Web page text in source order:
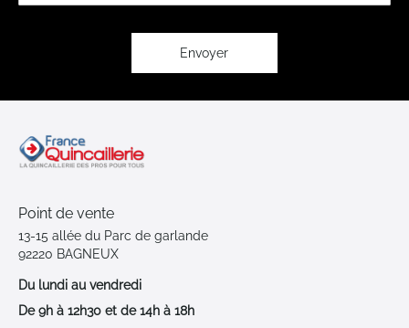
Envoyer
Point de vente
13-15 allée du Parc de garlande
92220 BAGNEUX
Du lundi au vendredi
De 9h à 12h30 et de 14h à 18h